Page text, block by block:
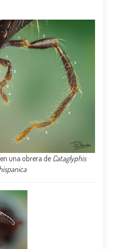
una obrera deCataglyphis